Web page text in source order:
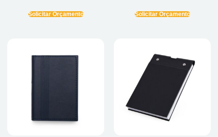
Solicitar Orçamento Solicitar Orçamento